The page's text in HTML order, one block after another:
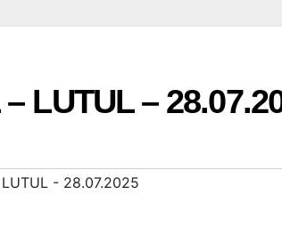
LUTUL –
- 28.07.2025